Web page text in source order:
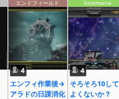
エンドフィールド
4
エンフィ作業後→
アラドの日課消化
beatmania
4
そろそろ10して
よくないか？